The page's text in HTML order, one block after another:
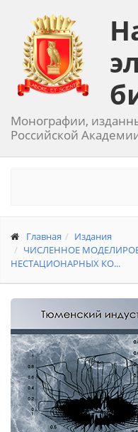
Монографии,
Российской
Главная
Издания
ЧИСЛЕННОЕ
НЕСТАЦИОНАРНЫХ КО...